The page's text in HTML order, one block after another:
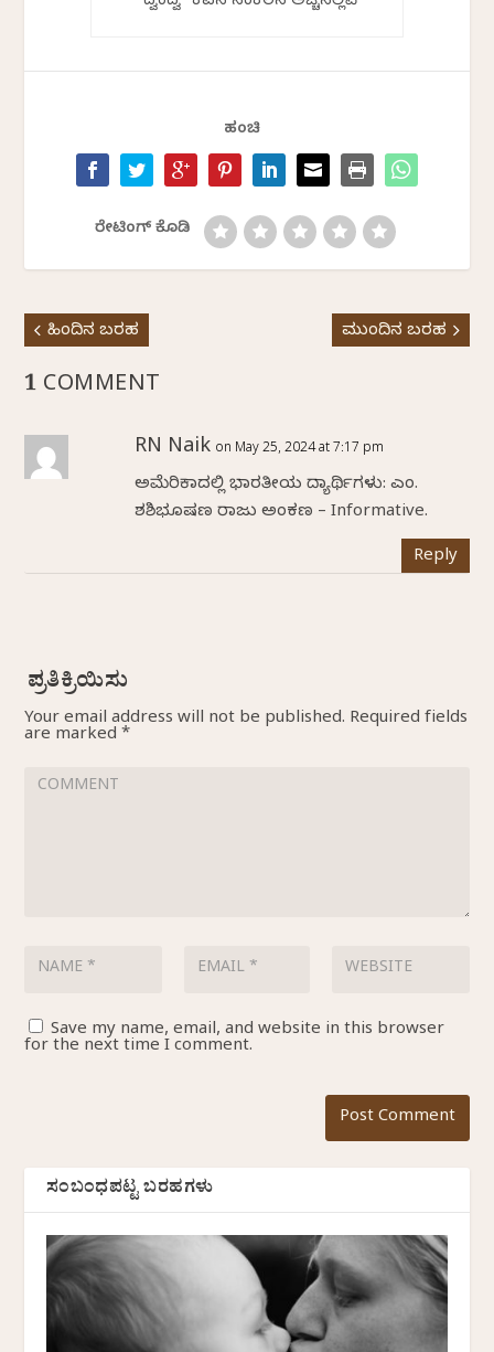
ಹಂಚಿ
ರೇಟಿಂಗ್ ಕೊಡಿ
ಹಿಂದಿನ ಬರಹ ಮುಂದಿನ ಬರಹ
1 COMMENT
RN Naik on May 25, 2024 at 7:17 pm
ಅಮೆರಿಕಾದಲ್ಲಿ ಭಾರತೀಯ ವಿದ್ಯಾರ್ಥಿಗಳು: ಎಂ.ವಿ
ಶಶಿಭೂಷಣ ರಾಜು ಅಂಕಣ – Informative.
Reply
Your email address will not be published. Required fields
are marked *
Save my name, email, and website in this browser
for the next time I comment.
ಸಂಬಂಧಪಟ್ಟ ಬರಹಗಳು